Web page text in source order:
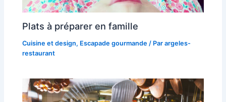
Plats à préparer en famille
Cuisine et design, Escapade gourmande / Parargeles-
restaurant